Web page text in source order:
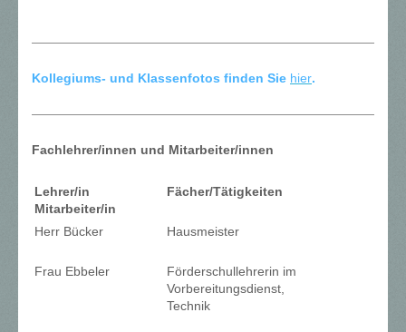
Kollegiums- und Klassenfotos finden Sie hier.
Fachlehrer/innen und Mitarbeiter/innen
Lehrer/in
Mitarbeiter/in
Fächer/Tätigkeiten
Herr Bücker Hausmeister
Frau Ebbeler
Förderschullehrerin im
Vorbereitungsdienst,
Technik